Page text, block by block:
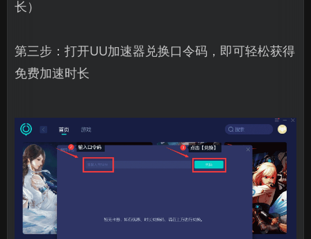
长）
第三步：打开UU加速器兑换口令码，即可轻松获得
免费加速时长